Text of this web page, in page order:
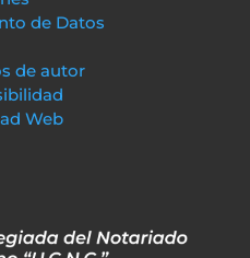
de Datos
de autor
Web